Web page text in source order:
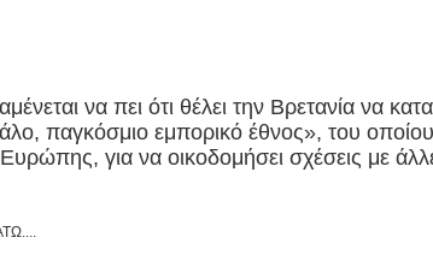
να πει ότι θέλει την Βρετανία να
παγκόσμιο εμπορικό έθνος», του
για να οικοδομήσει σχέσεις με